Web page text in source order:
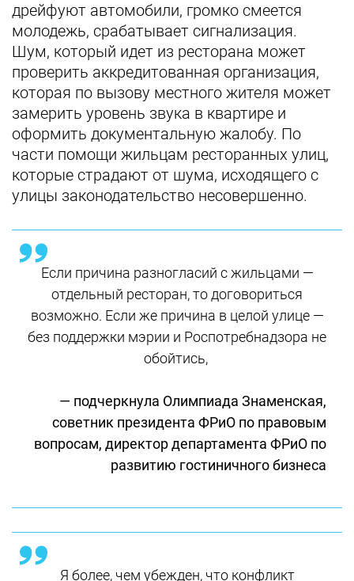
дрейфуют автомобили, громко смеется
молодежь, срабатывает сигнализация.
Шум, который идет из ресторана может
проверить аккредитованная организация,
которая по вызову местного жителя может
замерить уровень звука в квартире и
оформить документальную жалобу. По
части помощи жильцам ресторанных улиц,
которые страдают от шума, исходящего с
улицы законодательство несовершенно.
Если причина разногласий с жильцами —
отдельный ресторан, то договориться
возможно. Если же причина в целой улице —
без поддержки мэрии и Роспотребнадзора не
обойтись,
— подчеркнула Олимпиада Знаменская,
советник президента ФРиО по правовым
вопросам, директор департамента ФРиО по
развитию гостиничного бизнеса
Я более, чем убежден, что конфликт